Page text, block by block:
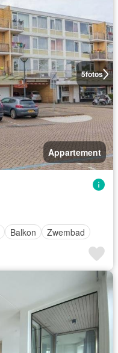
5fotos
Appartement
Balkon Zwembad